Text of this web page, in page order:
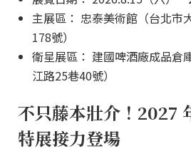
主展區： 忠泰美術館（台北市
178號）
衛星展區： 建國啤酒廠成品倉
江路25巷40號）
不只藤本壯介！2027
特展接力登場